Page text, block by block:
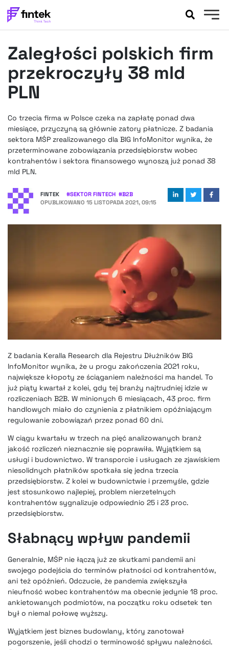
BANKOWOŚĆ
FELIETONY
WYWIADY
PODCASTY
FINTEKEXTRA
OKIEM EKSPERTA
Zaległości polskich firm
przekroczyły 38 mld
PLN
Co trzecia firma w Polsce czeka na zapłatę ponad dwa
miesiące, przyczyną są głównie zatory płatnicze. Z badania
sektora MŚP zrealizowanego dla BIG InfoMonitor wynika, że
przeterminowane zobowiązania przedsiębiorstw wobec
kontrahentów i sektora finansowego wynoszą już ponad 38
mld PLN.
FINTEK #SEKTOR FINTECH #B2B
OPUBLIKOWANO 15 LISTOPADA 2021, 09:15
Z badania Keralla Research dla Rejestru Dłużników BIG
InfoMonitor wynika, że u progu zakończenia 2021 roku,
największe kłopoty ze ściąganiem należności ma handel. To
już piąty kwartał z kolei, gdy tej branży najtrudniej idzie w
rozliczeniach B2B. W minionych 6 miesiącach, 43 proc. firm
handlowych miało do czynienia z płatnikiem opóźniającym
regulowanie zobowiązań przez ponad 60 dni.
W ciągu kwartału w trzech na pięć analizowanych branż
jakość rozliczeń nieznacznie się poprawiła. Wyjątkiem są
usługi i budownictwo. W transporcie i usługach ze zjawiskiem
niesolidnych płatników spotkała się jedna trzecia
przedsiębiorstw. Z kolei w budownictwie i przemyśle, gdzie
jest stosunkowo najlepiej, problem nierzetelnych
kontrahentów sygnalizuje odpowiednio 25 i 23 proc.
przedsiębiorstw.
Słabnący wpływ pandemii
Generalnie, MŚP nie łączą już ze skutkami pandemii ani
swojego podejścia do terminów płatności od kontrahentów,
ani też opóźnień. Odczucie, że pandemia zwiększyła
nieufność wobec kontrahentów ma obecnie jedynie 18 proc.
ankietowanych podmiotów, na początku roku odsetek ten
był o niemal połowę wyższy.
Wyjątkiem jest biznes budowlany, który zanotował
pogorszenie, jeśli chodzi o terminowość spływu należności.